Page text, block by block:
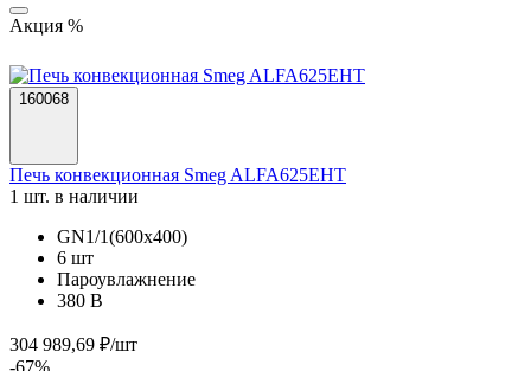
Акция %
160068
Печь конвекционная Smeg ALFA625EHT
1 шт. в наличии
GN1/1(600х400)
6 шт
Пароувлажнение
380 В
304 989,69 ₽/шт
-67%